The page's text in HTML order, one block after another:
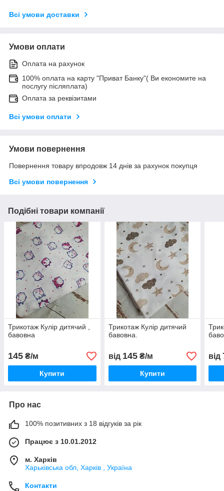
Всі умови доставки
Умови оплати
Оплата на рахунок
100% оплата на карту "Приват Банку"( Ви економите на
послугу післяплата)
Оплата за реквізитами
Всі умови оплати
Умови повернення
Повернення товару впродовж 14 днів за рахунок покупця
Всі умови повернення
Подібні товари компанії
Трикотаж Кулір дитячий ,
бавовна
145 ₴/м
Купити
Трикотаж Кулір дитячий
бавовна.
від 145₴/м
Купити
від
Про нас
100% позитивних з 18 відгуків за рік
Працює з 10.01.2012
м. Харків
Харьківська обл, Харків , Україна
Контакти